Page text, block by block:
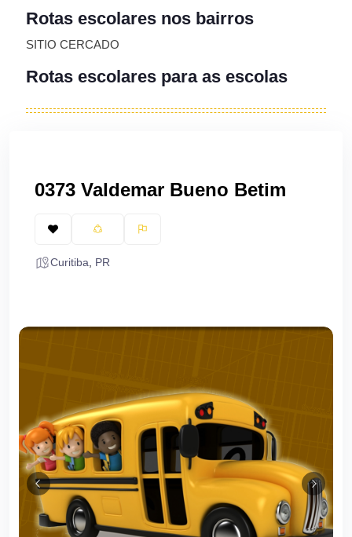
0373 Valdemar Bueno Betim
Curitiba PR
Rotas escolares nos bairros
SITIO CERCADO
Rotas escolares para as escolas